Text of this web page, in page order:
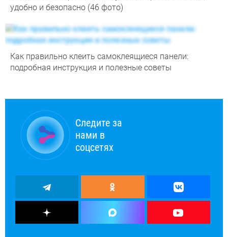
удобно и безопасно (46 фото)
Как правильно клеить самоклеящиеся панели:
подробная инструкция и полезные советы
Следите за
нами в
соцсетях